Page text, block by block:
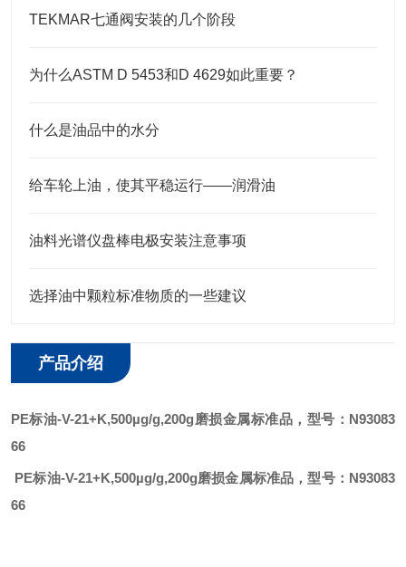
TEKMAR七通阀安装的几个阶段
为什么ASTM D 5453和D 4629如此重要？
什么是油品中的水分
给车轮上油，使其平稳运行——润滑油
油料光谱仪盘棒电极安装注意事项
选择油中颗粒标准物质的一些建议
产品介绍
PE标油-V-21+K,500µg/g,200g磨损金属标准品，型号：N93083
66
PE标油-V-21+K,500µg/g,200g磨损金属标准品，型号：N93083
66